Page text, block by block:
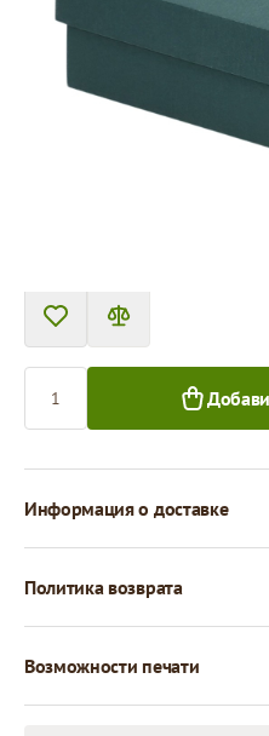
Толщина:
Tовар можно получить в
Информация о доставке
Политика возврата
Возможности печати